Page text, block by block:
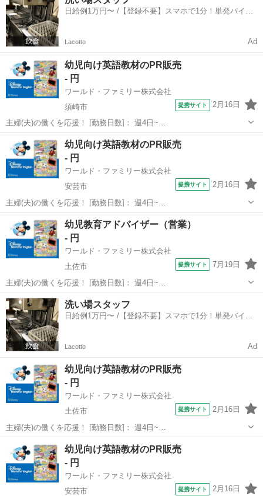
日給例1万円〜 /【登録不要】スマホで1分！単発バイト
Lacotto Ad
幼児向け英語教材のPR販売
- 円
ワールド・ファミリー株式会社
須崎市
提携サイト 2月16日
主婦(夫)の働くを応援！ [勤務日数]： 週4日~
10:00~17:00/10:00~16:00/10:00~15:00/09:30~14:00 [勤務地・最寄
駅]： 高知県須崎市 ※勤務エリア選択可 ワールド・ファ...
須崎市 営業
幼児向け英語教材のPR販売
- 円
ワールド・ファミリー株式会社
安芸市
提携サイト 2月16日
主婦(夫)の働くを応援！ [勤務日数]： 週4日~
10:00~17:00/10:00~16:00/10:00~15:00/09:30~14:00 [勤務地・最寄
駅]： 高知県安芸市 ※勤務エリア選択可 ワールド・ファ...
安芸市 営業
幼児教育アドバイザー（営業）
- 円
ワールド・ファミリー株式会社
土佐市
提携サイト 7月19日
主婦(夫)の働くを応援！ [勤務日数]： 週4日~
10:00~17:00/10:00~16:00/10:00~15:00/09:30~14:00 [勤務地・最寄
駅]： 高知県土佐市 ※勤務エリア選択可 ワールド・ファ...
高知 土佐市 営業
洗い場スタッフ
日給例1万円〜 /【登録不要】スマホで1分！単発バイト
Lacotto Ad
幼児向け英語教材のPR販売
- 円
ワールド・ファミリー株式会社
土佐市
提携サイト 2月16日
主婦(夫)の働くを応援！ [勤務日数]： 週4日~
10:00~17:00/10:00~16:00/10:00~15:00/09:30~14:00 [勤務地・最寄
駅]： 高知県土佐清水市 ※勤務エリア選択可 ワールド・...
土佐市 営業
幼児向け英語教材のPR販売
- 円
ワールド・ファミリー株式会社
安芸市
提携サイト 2月16日